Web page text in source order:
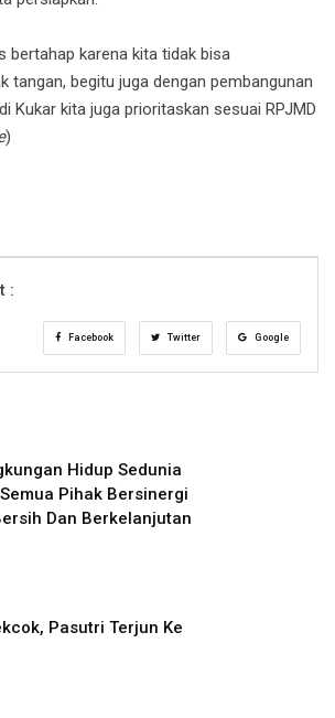
bertahap karena kita tidak bisa
tangan, begitu juga dengan pembangunan
Kukar kita juga prioritaskan sesuai RPJMD
)
:
Facebook Twitter Google
Hidup Sedunia
Pihak Bersinergi
Dan Berkelanjutan
Pasutri Terjun Ke